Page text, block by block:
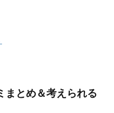
まとめ＆考えられる